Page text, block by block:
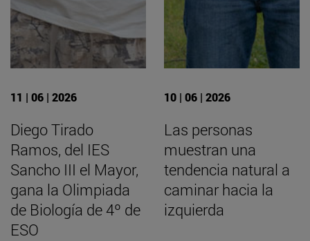
11 | 06 | 2026
Diego Tirado
Ramos, del IES
Sancho III el Mayor,
gana la Olimpiada
de Biología de 4º de
ESO
10 | 06 | 2026
Las personas
muestran una
tendencia natural a
caminar hacia la
izquierda